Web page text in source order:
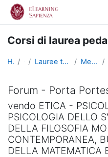
Vai al contenuto principale
Corsi di laurea
Home Corsi Lauree triennali, magistrali, a ciclo unico Medicina e Psicologia
Forum - Porta
vendo ETICA -
PSICOLOGIA DELLO
DELLA FILOSOFIA
CONTEMPORANEA,
DELLA MATEMATICA